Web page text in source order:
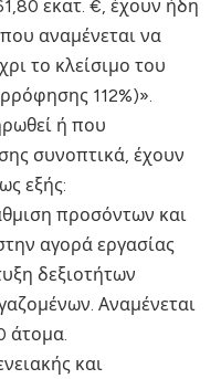
εκατ. €, έχουν ήδη
αναμένεται να
το κλείσιμο του
112%)».
ή που
συνοπτικά, έχουν
εξής:
προσόντων και
αγορά εργασίας
δεξιοτήτων
Αναμένεται
άτομα.
και